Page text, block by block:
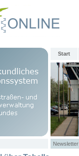
Start
Newsletter